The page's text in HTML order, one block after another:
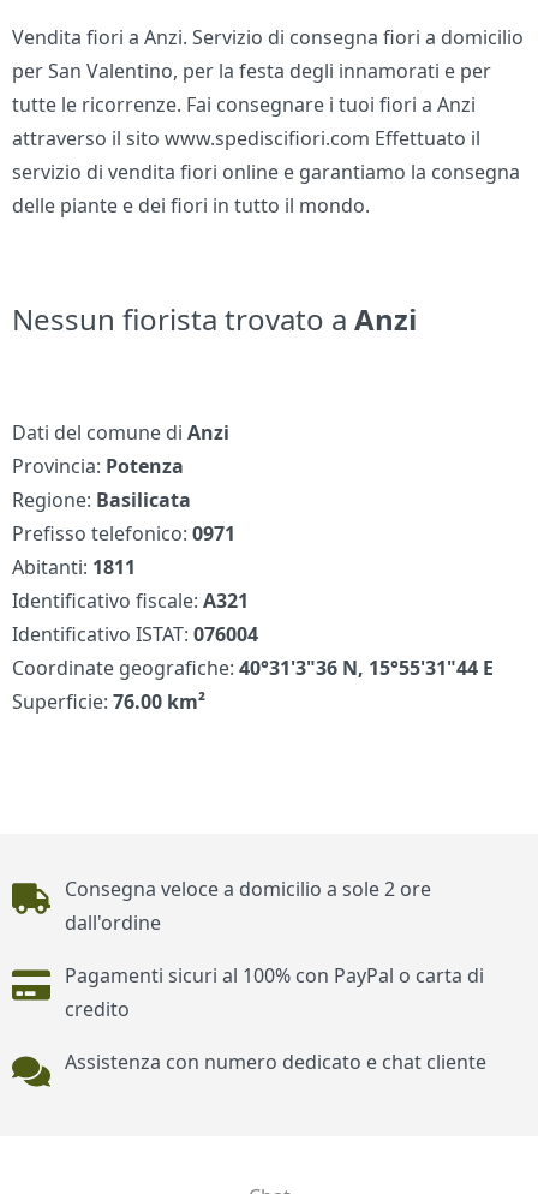
Vendita fiori a Anzi. Servizio di consegna fiori a domicilio
per San Valentino, per la festa degli innamorati e per
tutte le ricorrenze. Fai consegnare i tuoi fiori a Anzi
attraverso il sito www.spediscifiori.com Effettuato il
servizio di vendita fiori online e garantiamo la consegna
delle piante e dei fiori in tutto il mondo.
Nessun fiorista trovato aAnzi
Dati del comune diAnzi
Provincia: Potenza
Regione: Basilicata
Prefisso telefonico:0971
Abitanti: 1811
Identificativo fiscale:A321
Identificativo ISTAT:076004
Coordinate geografiche:40°31'3"36 N, 15°55'31"44 E
Superficie:76.00 km²
Piè di pagina
Consegna veloce a domicilio a sole 2 ore
dall'ordine
Pagamenti sicuri al 100% con PayPal o carta di
credito
Assistenza con numero dedicato e chat cliente